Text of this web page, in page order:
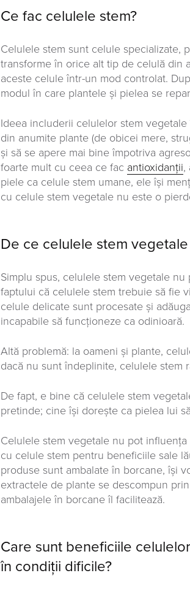
Ce fac celulele stem?
Celulele stem sunt celule specializate,
transforme în orice alt tip de celulă din
aceste celule într-un mod controlat.
modul în care plantele și pielea se
Ideea includerii celulelor stem
din anumite plante (de obicei mere,
și să se apere mai bine împotriva
foarte mult cu ceea ce fac antioxidanții,
piele ca celule stem umane, ele își
cu celule stem vegetale nu este o
De ce celulele stem
Simplu spus, celulele stem vegetale
faptului că celulele stem trebuie să fie
celule delicate sunt procesate și
incapabile să funcționeze ca odinioară.
Altă problemă: la oameni și plante,
dacă nu sunt îndeplinite, celulele stem
De fapt, e bine că celulele stem
pretinde; cine își dorește ca pielea lui
Celulele stem vegetale nu pot
cu celule stem pentru beneficiile sale
produse sunt ambalate în borcane, își
extractele de plante se descompun
ambalajele în borcane îl facilitează.
Care sunt beneficiile
în condiții dificile?